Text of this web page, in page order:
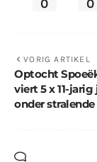
0 0
VORIG ARTIKEL
Optocht
viert 5 x 11-
onder stralende